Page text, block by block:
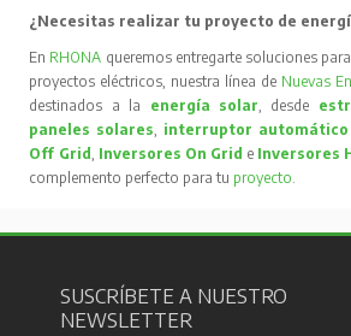
¿Necesitas realizar tu proyecto de
En RHONA queremos entregarte soluciones
proyectos eléctricos, nuestra línea de Nuevas
destinados a la energía solar, desde
paneles solares, interruptor automático
Off Grid, Inversores On Grid e Inversores
complemento perfecto para tu proyecto.
SUSCRÍBETE A NUESTRO
NEWSLETTER